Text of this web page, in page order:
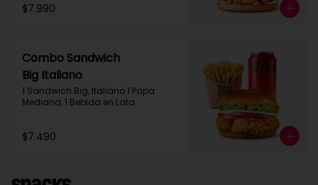
$7.990
Combo Sandwich
Big Italiano
1 Sandwich Big, Italiano 1 Papa
Mediana, 1 Bebida en Lata
$7.490